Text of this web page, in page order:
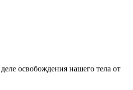
освобождения нашего тела от